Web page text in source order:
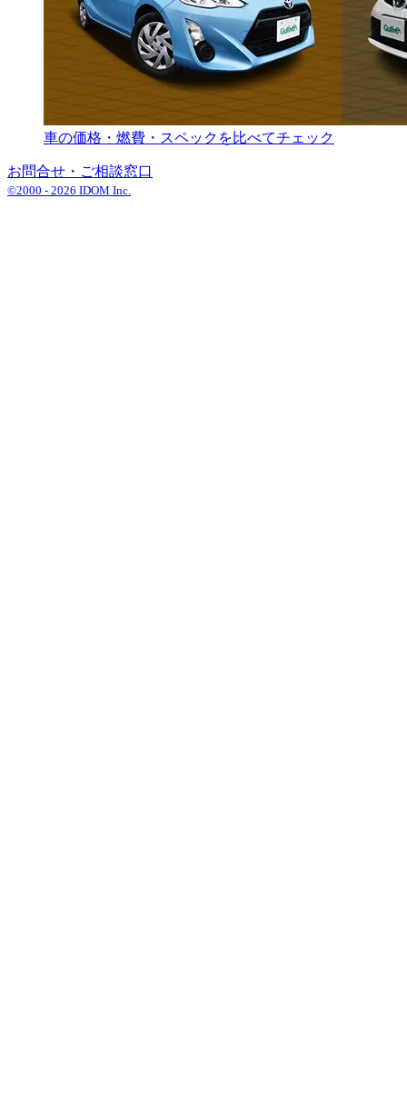
車の価格・燃費・スペックを比べてチェック
お問合せ・ご相談窓口
©2000 - 2026 IDOM Inc.